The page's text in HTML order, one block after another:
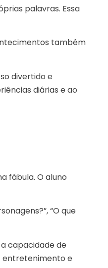
palavras. Essa
também
divertido e
diárias e ao
fábula. O aluno
“O que
capacidade de
entretenimento e